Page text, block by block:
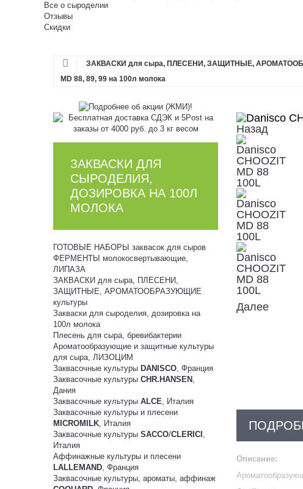
Все о сыроделии
Отзывы
Скидки
ЗАКВАСКИ для сыра, ПЛЕСЕНИ, ЗАЩИТНЫЕ,
MD 88, 89, 99 на 100л молока
ЗАКВАСКИ ДЛЯ
СЫРОДЕЛИЯ,
ДОЗИРОВКА НА 100Л
МОЛОКА
ГОТОВЫЕ НАБОРЫ заквасок для сыров
ФЕРМЕНТЫ молокосвертывающие,
ЛИПАЗА
ЗАКВАСКИ для сыра, ПЛЕСЕНИ,
ЗАЩИТНЫЕ, АРОМАТООБРАЗУЮЩИЕ
культуры
Закваски для сыроделия, дозировка на
100л молока
Плесень для сыра, бревибактерии
Ароматообразующие и защитные культуры
для сыра, ЛИЗОЦИМ
Заквасочные культуры DANISCO , Франция
Заквасочные культуры CHR.HANSEN
Дания
Заквасочные культуры ALCE , Италия
Заквасочные культуры и плесени
MICROMILK , Италия
Заквасочные культуры SACCO/CLERICI
Италия
Аффинажные культуры и плесени
LALLEMAND , Франция
Заквасочные культуры, ароматы, аффинаж
Назад
Далее
Описание: